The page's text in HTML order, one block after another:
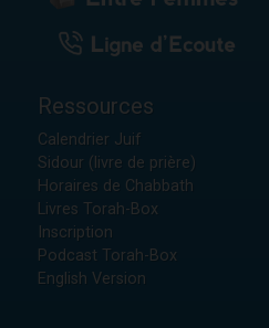
Ressources
Calendrier Juif
Sidour (livre de prière)
Horaires de Chabbath
Livres Torah-Box
Inscription
Podcast Torah-Box
English Version